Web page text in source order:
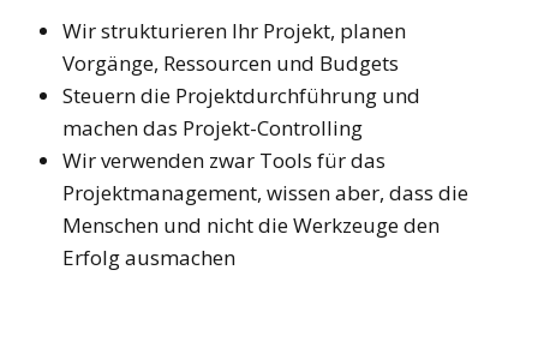
Wir strukturieren Ihr Projekt, planen
Vorgänge, Ressourcen und Budgets
Steuern die Projektdurchführung und
machen das Projekt-Controlling
Wir verwenden zwar Tools für das
Projektmanagement, wissen aber, dass die
Menschen und nicht die Werkzeuge den
Erfolg ausmachen